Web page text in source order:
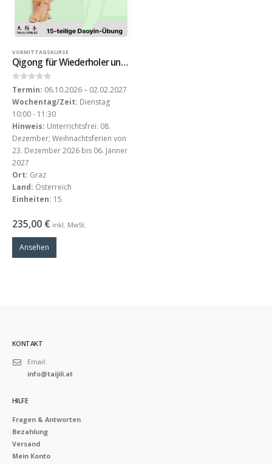
VORMITTAGSKURSE
Qigong für Wiederholer und Fortgeschrittene am Dienstag-Vormittag (WS 2026)
out of 5
Termin: 06.10.2026 – 02.02.2027
Wochentag/Zeit: Dienstag
10:00 - 11:30
Hinweis: Unterrichtsfrei: 08.
Dezember; Weihnachtsferien von
23. Dezember 2026 bis 06. Jänner
2027
Ort: Graz
Land: Österreich
Einheiten: 15
235,00 € inkl. MwSt.
Ansehen
KONTAKT
Email:
info@taijili.at
HILFE
Fragen & Antworten
Bezahlung
Versand
Mein Konto